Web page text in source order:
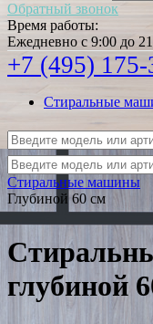
Обратный звонок
Время работы:
Ежедневно с 9:00 до
+7 (495)
Стиральные
Стиральные машины
Глубиной 60 см
глубиной